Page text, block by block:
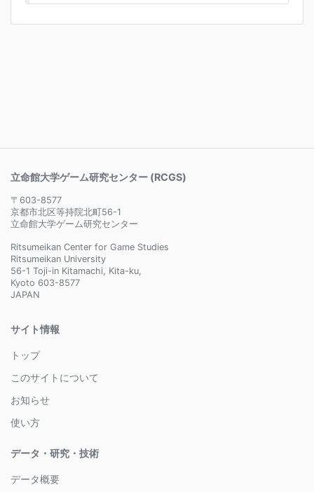
立命館大学ゲーム研究センター (RCGS)
〒603-8577
京都市北区等持院北町56-1
立命館大学ゲーム研究センター
Ritsumeikan Center for Game Studies
Ritsumeikan University
56-1 Toji-in Kitamachi, Kita-ku,
Kyoto 603-8577
JAPAN
サイト情報
トップ
このサイトについて
お知らせ
使い方
データ・研究・技術
データ概要